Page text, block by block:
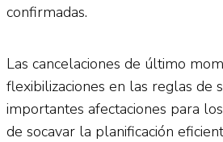
confirmadas.
Las cancelaciones de último
flexibilizaciones en las reglas de
importantes afectaciones para
de socavar la planificación